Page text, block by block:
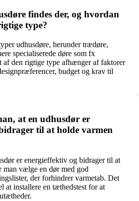
findes der, og hvordan
type?
udhusdøre, herunder trædøre,
specialiserede døre som fx
af den rigtige type afhænger af faktorer
budget og krav til
at en udhusdør er
til at holde varmen
er energieffektiv og bidrager til at
man vælge en dør med god
der forhindrer varmetab. Det
at installere en tæthedstest for at